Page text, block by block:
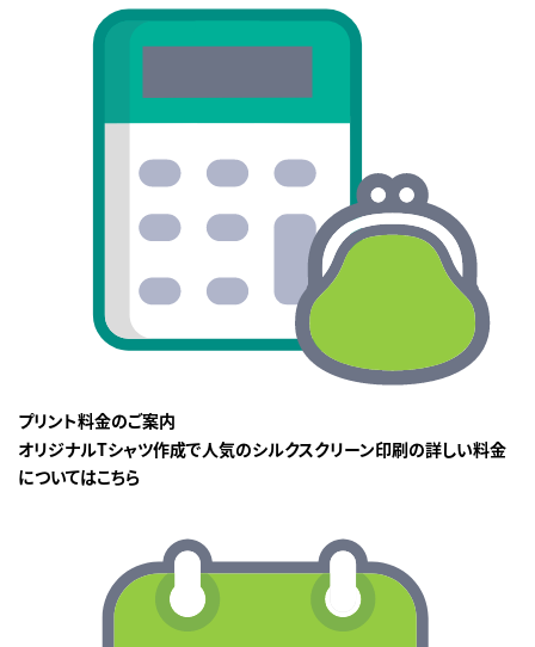
プリント料金のご案内
オリジナルTシャツ作成で人気のシルクスクリーン印刷の詳しい料金
についてはこちら